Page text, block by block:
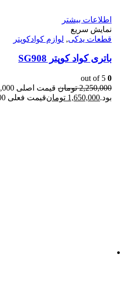
اطلاعات بیشتر
نمایش سریع
قطعات یدکی, لوازم کوادکوپتر
باتری کواد کوپتر SG908
0
2,250,000 تومان
بود.1,650,000 تومانقیمت فعلی 1,650,000 تومان است.